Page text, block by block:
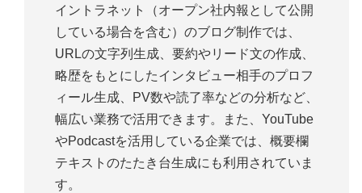
イントラネット（オープン社内報として公開
している場合を含む）のブログ制作では、
URLの文字列生成、要約やリード文の作成、
略歴をもとにしたインタビュー相手のプロフ
ィール生成、PV数や読了率などの分析など、
幅広い業務で活用できます。また、YouTube
やPodcastを活用している企業では、概要欄
テキストのたたき台生成にも利用されていま
す。